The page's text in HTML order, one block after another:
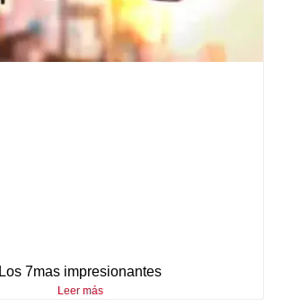
Los 7mas impresionantes
Leer más